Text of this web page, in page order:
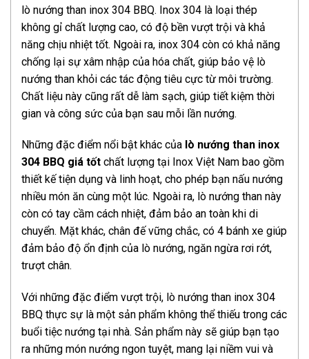
lò nướng than inox 304 BBQ. Inox 304 là loại thép
không gỉ chất lượng cao, có độ bền vượt trội và khả
năng chịu nhiệt tốt. Ngoài ra, inox 304 còn có khả năng
chống lại sự xâm nhập của hóa chất, giúp bảo vệ lò
nướng than khỏi các tác động tiêu cực từ môi trường.
Chất liệu này cũng rất dễ làm sạch, giúp tiết kiệm thời
gian và công sức của bạn sau mỗi lần nướng.
Những đặc điểm nổi bật khác của lò nướng than inox
304 BBQ giá tốt chất lượng tại Inox Việt Nam bao gồm
thiết kế tiện dụng và linh hoạt, cho phép bạn nấu nướng
nhiều món ăn cùng một lúc. Ngoài ra, lò nướng than này
còn có tay cầm cách nhiệt, đảm bảo an toàn khi di
chuyển. Mặt khác, chân đế vững chắc, có 4 bánh xe giúp
đảm bảo độ ổn định của lò nướng, ngăn ngừa rơi rớt,
trượt chân.
Với những đặc điểm vượt trội, lò nướng than inox 304
BBQ thực sự là một sản phẩm không thể thiếu trong các
buổi tiệc nướng tại nhà. Sản phẩm này sẽ giúp bạn tạo
ra những món nướng ngon tuyệt, mang lại niềm vui và